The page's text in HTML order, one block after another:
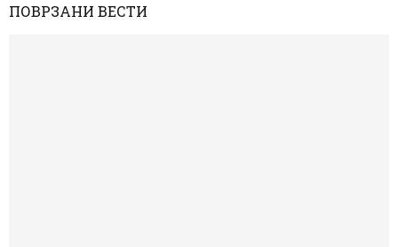
ПОВРЗАНИ ВЕСТИ